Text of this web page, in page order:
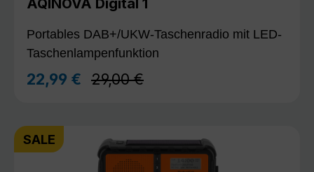
AQINOVA Digital 1
Portables DAB+/UKW-Taschenradio mit LED-
Taschenlampenfunktion
Verkaufspreis:
22,99 € Regulärer Preis:
29,00 €
SALE